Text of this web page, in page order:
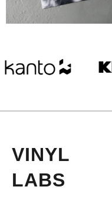
VINYL
LABS